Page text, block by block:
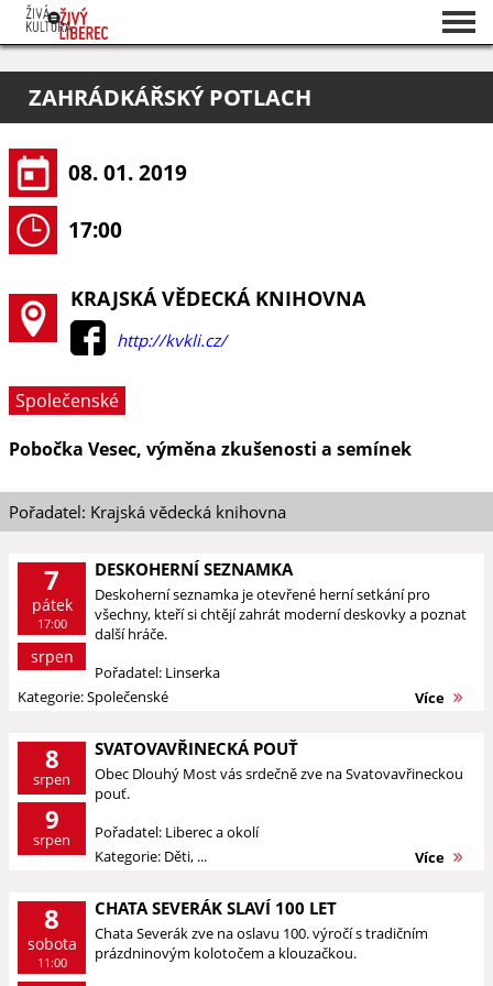
O projektu
Pořadatelé
ZAHRÁDKÁŘSKÝ POTLACH
08. 01. 2019
17:00
KRAJSKÁ VĚDECKÁ KNIHOVNA
http://kvkli.cz/
Společenské
Pobočka Vesec, výměna zkušenosti a semínek
Pořadatel: Krajská vědecká knihovna
7
pátek
17:00
srpen
DESKOHERNÍ SEZNAMKA
Deskoherní seznamka je otevřené herní setkání pro
všechny, kteří si chtějí zahrát moderní deskovky a poznat
další hráče.
Pořadatel: Linserka
Kategorie: Společenské
Více
8
srpen
9
srpen
SVATOVAVŘINECKÁ POUŤ
Obec Dlouhý Most vás srdečně zve na Svatovavřineckou
pouť.
Pořadatel: Liberec a okolí
Kategorie: Děti, ...
Více
8
sobota
11:00
CHATA SEVERÁK SLAVÍ 100 LET
Chata Severák zve na oslavu 100. výročí s tradičním
prázdninovým kolotočem a klouzačkou.